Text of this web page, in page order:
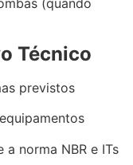
Técnico
previstos
norma NBR e ITs